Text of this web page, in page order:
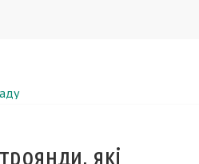
відсутність смаку
які